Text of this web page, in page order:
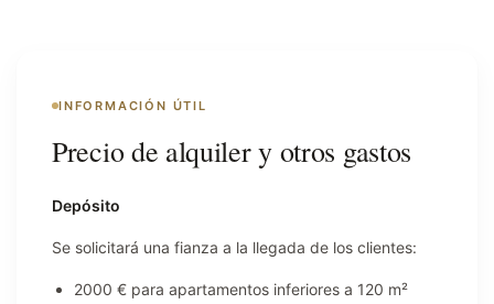
INFORMACIÓN ÚTIL
Precio de alquiler y otros gastos
Depósito
Se solicitará una fianza a la llegada de los clientes:
2000 € para apartamentos inferiores a 120 m²